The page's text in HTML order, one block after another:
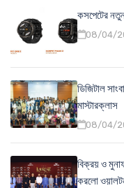
কসপেটের
08/04/
ডিজিটাল
মাস্টারক্লাস
08/04/
বিক্রয় ও
করলো